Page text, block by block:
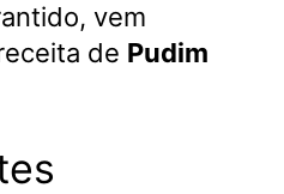
vem
de Pudim